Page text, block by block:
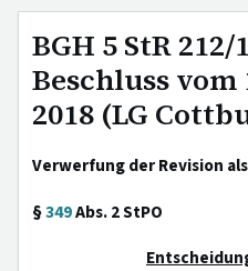
BGH 5 StR 212/
Beschluss
2018 (LG
Verwerfung der Revision
§349Abs. 2 StPO